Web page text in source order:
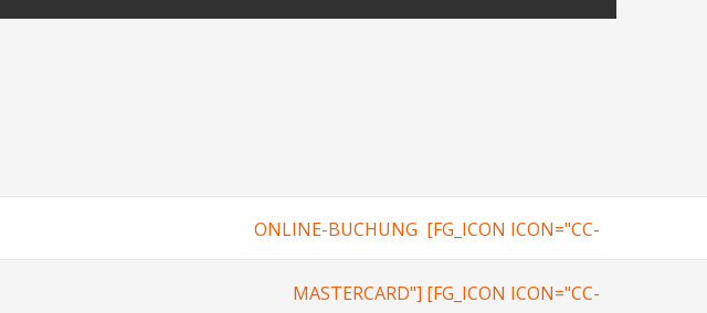
ONLINE-BUCHUNG [FG_ICON ICON="CC-
MASTERCARD"] [FG_ICON ICON="CC-